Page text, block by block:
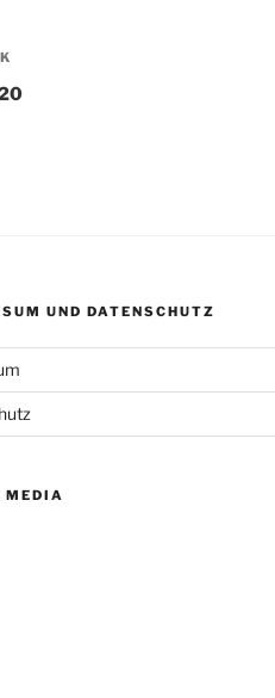
UND DATENSCHUTZ
MEDIA